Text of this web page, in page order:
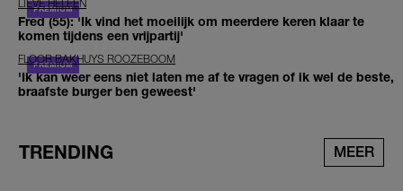
LIEVE HELEEN
Fred (55): 'Ik vind het moeilijk om meerdere keren klaar te
komen tijdens een vrijpartij'
FLOOR BAKHUYS ROOZEBOOM
'Ik kan weer eens niet laten me af te vragen of ik wel de beste,
braafste burger ben geweest'
TRENDING MEER